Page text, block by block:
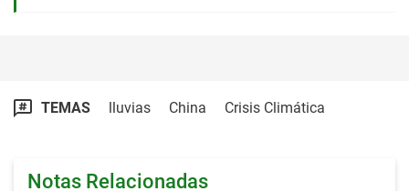
TEMAS lluvias China Crisis Climática
Notas Relacionadas